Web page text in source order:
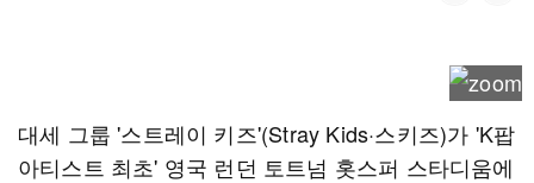
대세 그룹 '스트레이 키즈'(Stray Kids·스키즈)가 'K팝
아티스트 최초' 영국 런던 토트넘 홋스퍼 스타디움에